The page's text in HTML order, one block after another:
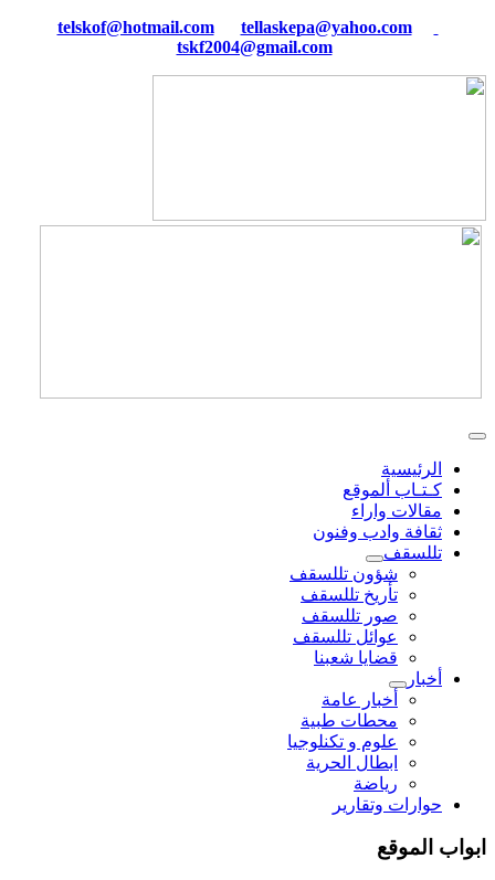
tellaskepa@yahoo.com
tskf2004@gmail.com
الرئيسية
كـتـاب ألموقع
مقالات واراء
ثقافة وادب وفنون
تللسقف
شؤون تللسقف
تأريخ تللسقف
صور تللسقف
عوائل تللسقف
قضايا شعبنا
أخبار
أخبار عامة
محطات طبية
علوم و تکنلوجیا
ابطال الحرية
رياضة
حوارات وتقارير
ابواب الموقع